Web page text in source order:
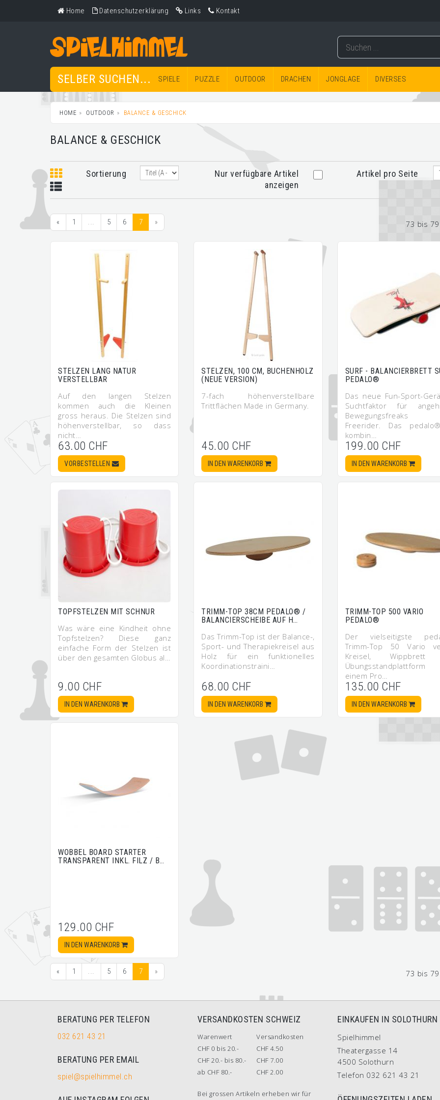
Home Datenschutzerklärung Links Kontakt
SELBER SUCHEN... SPIELE PUZZLE OUTDOOR DRACHEN JONGLAGE DIVERSES
HOME OUTDOOR BALANCE & GESCHICK
BALANCE & GESCHICK
Sortierung
Nur verfügbare Artikel
anzeigen
Artikel pro Seite
« 1 ... 5 6 7 » 73 bis
STELZEN LANG NATUR
VERSTELLBAR
Auf den langen Stelzen
kommen auch die Kleinen
gross heraus. Die Stelzen sind
höhenverstellbar, so dass
nicht…
63.00 CHF
VORBESTELLEN
STELZEN, 100 CM, BUCHENHOLZ
(NEUE VERSION)
7-fach höhenverstellbare
Trittflächen Made in Germany.
45.00 CHF
IN DEN WARENKORB
SURF - BALANCIERBRETT
PEDALO®
Das neue Fun-Sport-
Suchtfaktor für
Bewegungsfreaks
Freerider. Das
kombin…
199.00 CHF
IN DEN WARENKORB
TOPFSTELZEN MIT SCHNUR
Was wäre eine Kindheit ohne
Topfstelzen? Diese ganz
einfache Form der Stelzen ist
über den gesamten Globus al…
9.00 CHF
IN DEN WARENKORB
TRIMM-TOP 38CM PEDALO® /
BALANCIERSCHEIBE AUF H…
Das Trimm-Top ist der Balance-,
Sport- und Therapiekreisel aus
Holz für ein funktionelles
Koordinationstraini…
68.00 CHF
IN DEN WARENKORB
TRIMM-TOP 500 VARIO
PEDALO®
Der vielseitigste
Trimm-Top 50 Vario
Kreisel, Wippbrett
einem Pro…
135.00 CHF
IN DEN WARENKORB
WOBBEL BOARD STARTER
TRANSPARENT INKL. FILZ / B…
129.00 CHF
IN DEN WARENKORB
« 1 ... 5 6 7 » 73 bis
BERATUNG PER TELEFON
032 621 43 21
BERATUNG PER EMAIL
spiel@spielhimmel.ch
VERSANDKOSTEN SCHWEIZ
Warenwert
Versandkosten
CHF 0 bis 20.-
CHF 4.50
CHF 20.- bis 80.-
CHF 7.00
ab CHF 80.-
CHF 2.00
Bei grossen Artikeln erheben wir für
EINKAUFEN IN SOLOTHURN
Spielhimmel
Theatergasse 14
4500 Solothurn
Telefon 032 621 43 21